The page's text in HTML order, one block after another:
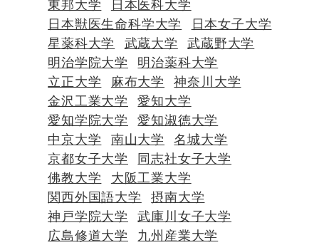
東邦大学
日本医科大学
日本獣医生命科学大学
日本女子大学
星薬科大学
武蔵大学 武蔵野大学
明治学院大学
明治薬科大学
立正大学
麻布大学 神奈川大学
金沢工業大学 愛知大学
愛知学院大学 愛知淑徳大学
中京大学 南山大学 名城大学
京都女子大学
同志社女子大学
佛教大学
大阪工業大学
関西外国語大学 摂南大学
神戸学院大学 武庫川女子大学
広島修道大学
九州産業大学